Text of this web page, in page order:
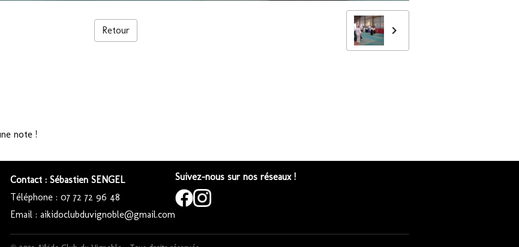
Retour
note !
Contact : Sébastien SENGEL
Téléphone : 07 72 72 96 48
Email : aikidoclubduvignoble@gmail.com
Suivez-nous sur nos réseaux !